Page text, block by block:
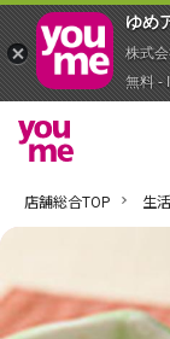
店舗総合TOP 生
ゆめ
株式
無料 -